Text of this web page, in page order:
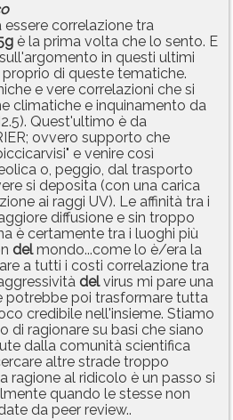
correlazione tra
è la prima volta che lo sento. E
in questi ultimi
di queste tematiche.
e vere correlazioni che si
climatiche e inquinamento da
Quest'ultimo è da
ovvero supporto che
e venire così
o, peggio, dal trasporto
si deposita (con una carica
ai raggi UV). Le affinità tra i
diffusione e sin troppo
è certamente tra i luoghi più
delmondo...come lo è/era la
a tutti i costi correlazione tra
delvirus mi pare una
potrebbe poi trasformare tutta
credibile nell'insieme. Stiamo
di ragionare su basi che siano
dalla comunità scientifica
altre strade troppo
ragione al ridicolo è un passo si
quando le stesse non
da peer review..